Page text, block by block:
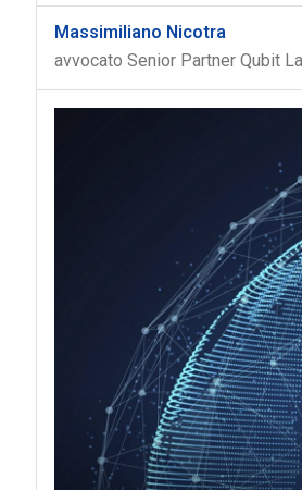
Massimiliano Nicotra
avvocato Senior Partner Qubit